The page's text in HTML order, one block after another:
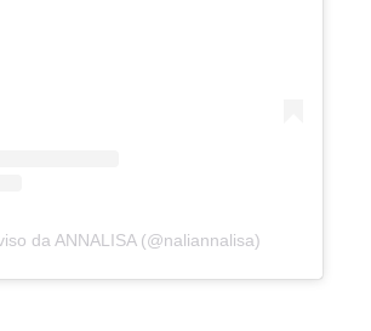
da ANNALISA (@naliannalisa)